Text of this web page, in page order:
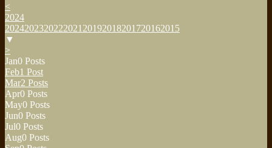
<
2024
2024202320222021 20192018201720162015
▼
>
Jan0 Posts
Feb1 Post
Mar2 Posts
Apr0 Posts
May0 Posts
Jun0 Posts
Jul0 Posts
Aug0 Posts